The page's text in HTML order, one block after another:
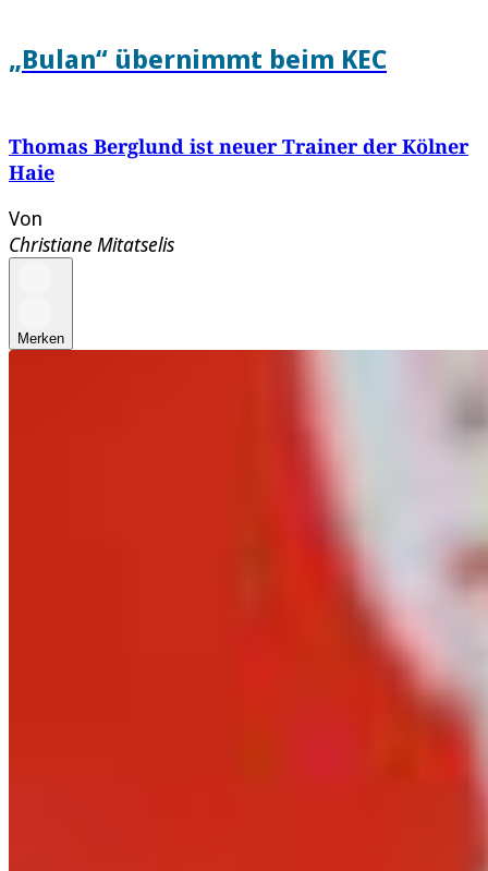
„Bulan“ übernimmt beim KEC
Thomas Berglund ist neuer Trainer der Kölner
Haie
Von
Christiane Mitatselis
Merken